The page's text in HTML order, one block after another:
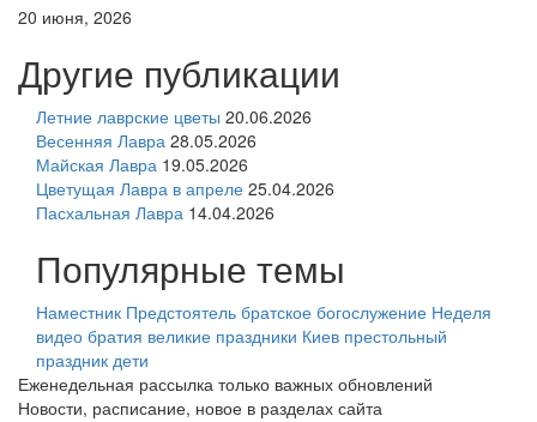
20 июня, 2026
Другие публикации
Летние лаврские цветы 20.06.2026
Весенняя Лавра 28.05.2026
Майская Лавра 19.05.2026
Цветущая Лавра в апреле 25.04.2026
Пасхальная Лавра 14.04.2026
Популярные темы
Наместник Предстоятель братское богослужение Неделя
видео братия великие праздники Киев престольный
праздник дети
Еженедельная рассылка только важных обновлений
Новости, расписание, новое в разделах сайта